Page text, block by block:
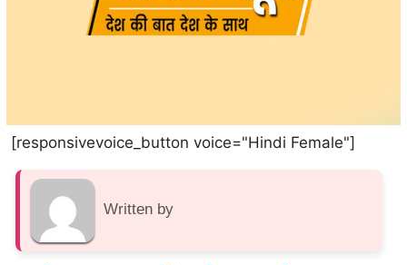
[responsivevoice_button voice="Hindi Female"]
Written by